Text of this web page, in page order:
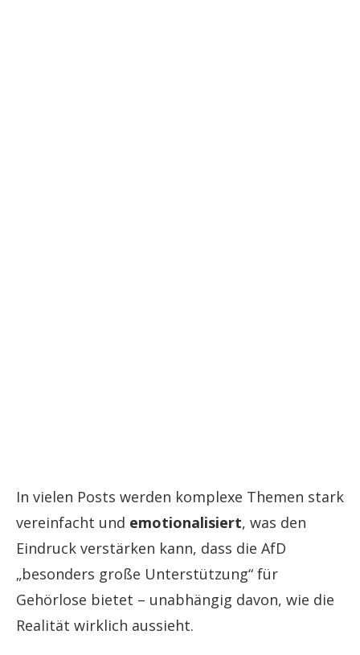
In vielen Posts werden komplexe Themen stark
vereinfacht und emotionalisiert, was den
Eindruck verstärken kann, dass die AfD
„besonders große Unterstützung“ für
Gehörlose bietet – unabhängig davon, wie die
Realität wirklich aussieht.